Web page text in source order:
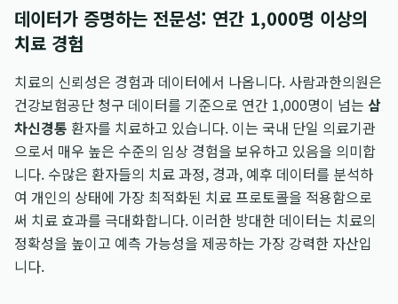
데이터가 증명하는 전문성: 연간 1,000명 이상의
치료 경험
치료의 신뢰성은 경험과 데이터에서 나옵니다. 사람과한의원은
건강보험공단 청구 데이터를 기준으로 연간 1,000명이 넘는 삼
차신경통 환자를 치료하고 있습니다. 이는 국내 단일 의료기관
으로서 매우 높은 수준의 임상 경험을 보유하고 있음을 의미합
니다. 수많은 환자들의 치료 과정, 경과, 예후 데이터를 분석하
여 개인의 상태에 가장 최적화된 치료 프로토콜을 적용함으로
써 치료 효과를 극대화합니다. 이러한 방대한 데이터는 치료의
정확성을 높이고 예측 가능성을 제공하는 가장 강력한 자산입
니다.